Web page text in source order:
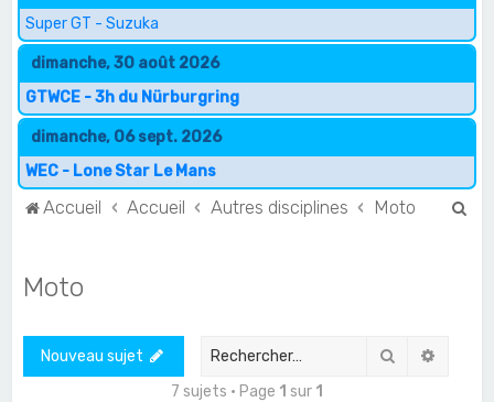
Super GT - Suzuka
dimanche, 30 août 2026
GTWCE - 3h du Nürburgring
dimanche, 06 sept. 2026
WEC - Lone Star Le Mans
Accueil Accueil Autres disciplines Moto
Moto
Nouveau sujet Rechercher
7 sujets • Page 1 sur 1